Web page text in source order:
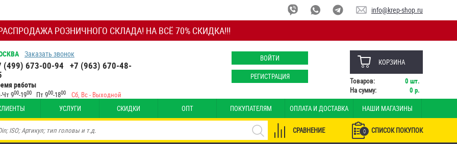
РОЗНИЧНОГО СКЛАДА! НА ВСЁ 70% СКИДКА!!!
info@krep-shop.ru
Заказать звонок
(499) 673-00-94 +7 (963) 670-48-
работы
Чт 900-1900 Пт 900-1800 Сб, Вс - Выходной
ВОЙТИ
РЕГИСТРАЦИЯ
КОРЗИНА
Товаров: 0 шт.
На сумму:
0 р.
УСЛУГИ СКИДКИ ОПТ ПОКУПАТЕЛЯМ ОПЛАТА И ДОСТАВКА НАШИ МАГАЗИНЫ
0 СПИСОК ПОКУПОК
СРАВНЕНИЕ